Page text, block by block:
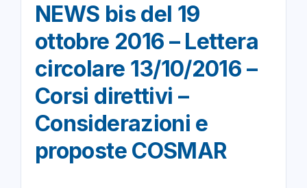
NEWS bis del 19
ottobre 2016 – Lettera
circolare 13/10/2016 –
Corsi direttivi –
Considerazioni e
proposte COSMAR